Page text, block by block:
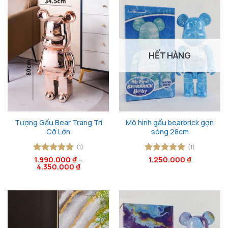
Tượng Gấu Bear Trang Trí
Cỡ Lớn
Được xếp
hạng55
(1)
1.990.000 ₫ –
4.350.000 ₫
HẾT HÀNG
Mô hình gấu bearbrick gợn
sóng 28cm
Được xếp
(1)
1.250.000 ₫